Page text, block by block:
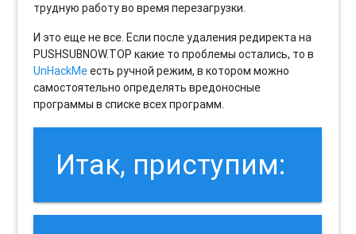
трудную работу во время перезагрузки.
И это еще не все. Если после удаления редиректа на
PUSHSUBNOW.TOP какие то проблемы остались, то в
UnHackMeесть ручной режим, в котором можно
самостоятельно определять вредоносные
программы в списке всех программ.
Итак, приступим: